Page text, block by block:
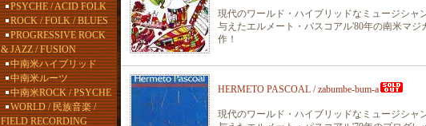
PSYCHE / ACID FOLK
ROCK / FOLK / BLUES
PROGRESSIVE ROCK
& JAZZ / FUSION
中南米ハイブリッド
中南米ルーツ
中南米ROCK / PSYCHE
WORLD / 民族音楽 /
FIELD RECORDING
現代のワールド・ハイブリッドなミュージシャ
与えたエルメート・パスコアル'80年の南米マジ
作！
HERMETO PASCOAL / zabumbe-bum-a
現代のワールド・ハイブリッドなミュージシャ